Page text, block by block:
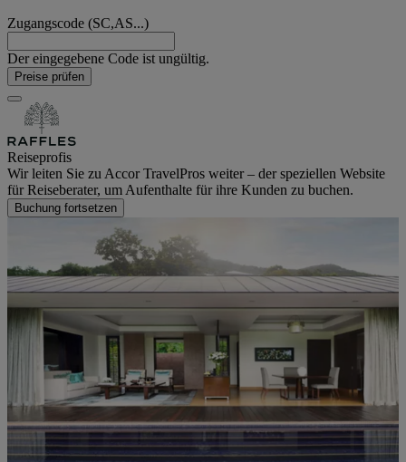
Zugangscode (SC,AS...)
Der eingegebene Code ist ungültig.
Preise prüfen
Reiseprofis
Wir leiten Sie zu Accor TravelPros weiter – der speziellen Website
für Reiseberater, um Aufenthalte für ihre Kunden zu buchen.
Buchung fortsetzen